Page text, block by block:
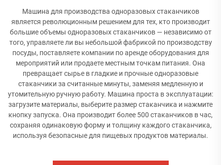
Машина для производства одноразовых стаканчиков
является революционным решением для тех, кто производит
большие объемы одноразовых стаканчиков — независимо от
того, управляете ли вы небольшой фабрикой по производству
посуды, поставляете компании по аренде оборудования для
мероприятий или продаете местным точкам питания. Она
превращает сырье в гладкие и прочные одноразовые
стаканчики за считанные минуты, заменяя медленную и
утомительную ручную работу. Машина проста в эксплуатации:
загрузите материалы, выберите размер стаканчика и нажмите
кнопку запуска. Она производит более 500 стаканчиков в час,
сохраняя одинаковую форму и толщину каждого стаканчика,
используя безопасные для пищевых продуктов материалы.